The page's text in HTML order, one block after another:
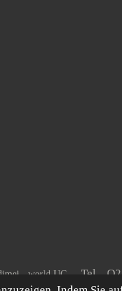
- world UG Tel.